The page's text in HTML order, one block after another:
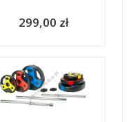
299,00 zł